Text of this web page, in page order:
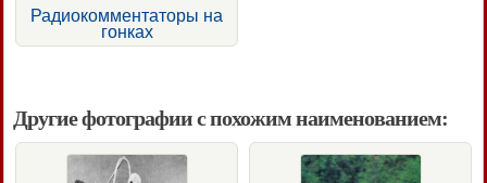
Радиокомментаторы на
гонках
Другие фотографии с похожим наименованием: